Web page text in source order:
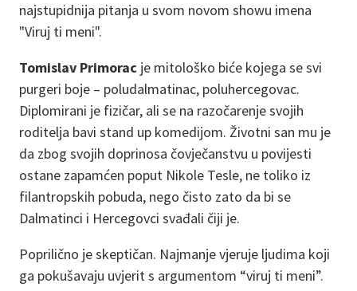
najstupidnija pitanja u svom novom showu imena
"Viruj ti meni".
Tomislav Primorac je mitološko biće kojega se svi
purgeri boje – poludalmatinac, poluhercegovac.
Diplomirani je fizičar, ali se na razočarenje svojih
roditelja bavi stand up komedijom. Životni san mu je
da zbog svojih doprinosa čovječanstvu u povijesti
ostane zapamćen poput Nikole Tesle, ne toliko iz
filantropskih pobuda, nego čisto zato da bi se
Dalmatinci i Hercegovci svađali čiji je.
Poprilično je skeptičan. Najmanje vjeruje ljudima koji
ga pokušavaju uvjerit s argumentom “viruj ti meni”.